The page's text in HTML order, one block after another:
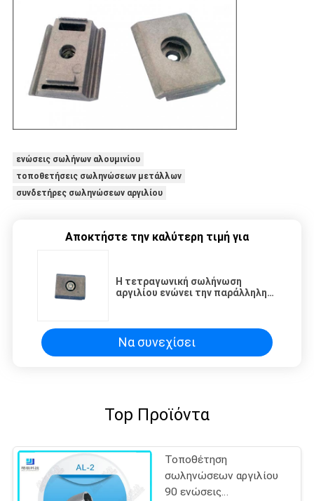
ενώσεις σωλήνων αλουμινίου
τοποθετήσεις σωληνώσεων μετάλλων
συνδετήρες σωληνώσεων αργιλίου
Αποκτήστε την καλύτερη τιμή για
Η τετραγωνική σωλήνωση
αργιλίου ενώνει την παράλληλη
Να συνεχίσει
Top Προϊόντα
Τοποθέτηση
σωληνώσεων αργιλίου
90 ενώσεις